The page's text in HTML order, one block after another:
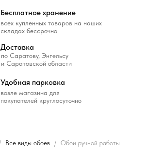
возле магазина для
покупателей круглосуточно
Удобная парковка
всех купленных товаров на наших
складах бессрочно
Бесплатное хранение
по Саратову, Энгельсу
и Саратовской области
Доставка
Все виды обоев
Обои ручной работы